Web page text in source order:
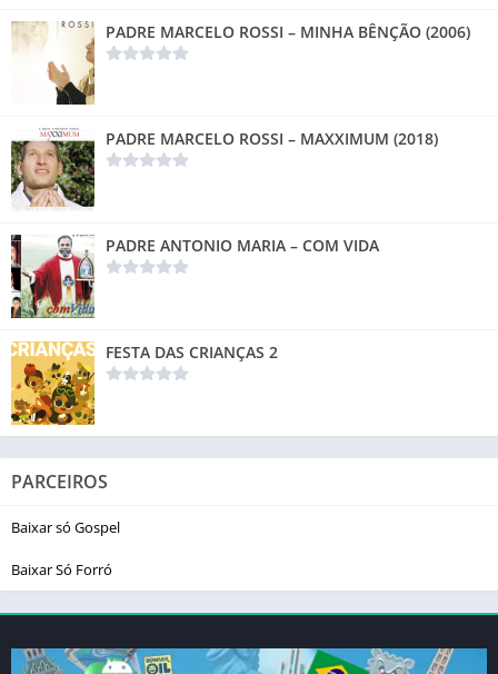
PADRE MARCELO ROSSI – MINHA BÊNÇÃO (2006)
PADRE MARCELO ROSSI – MAXXIMUM (2018)
PADRE ANTONIO MARIA – COM VIDA
FESTA DAS CRIANÇAS 2
PARCEIROS
Baixar só Gospel
Baixar Só Forró